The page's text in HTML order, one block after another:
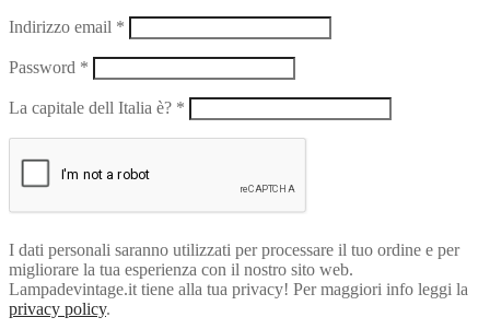
Indirizzo email *
Password *
La capitale dell Italia è? *
I dati personali saranno utilizzati per processare il tuo ordine e per
migliorare la tua esperienza con il nostro sito web.
Lampadevintage.it tiene alla tua privacy! Per maggiori info leggi la
privacy policy.